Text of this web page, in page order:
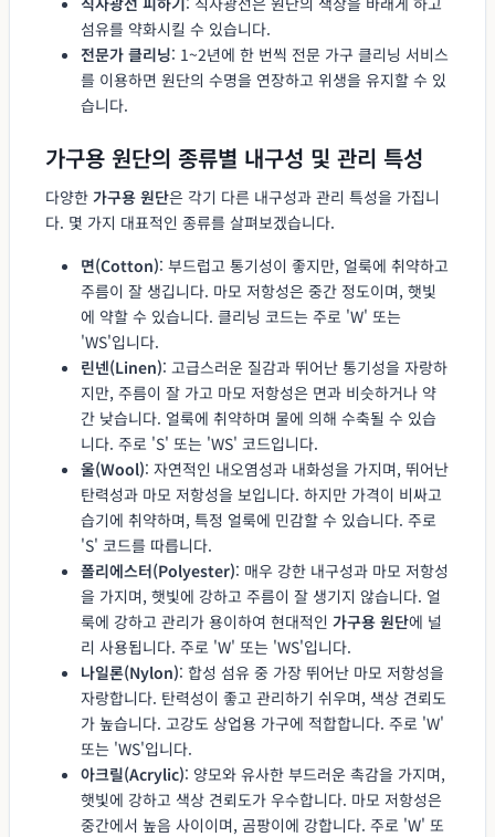
섬유를 약화시킬 수 있습니다.
전문가 클리닝: 1~2년에 한 번씩 전문 가구 클리닝 서비스
를 이용하면 원단의 수명을 연장하고 위생을 유지할 수 있
습니다.
가구용 원단의 종류별 내구성 및 관리 특성
다양한 가구용 원단은 각기 다른 내구성과 관리 특성을 가집니
다. 몇 가지 대표적인 종류를 살펴보겠습니다.
면(Cotton): 부드럽고 통기성이 좋지만, 얼룩에 취약하고
주름이 잘 생깁니다. 마모 저항성은 중간 정도이며, 햇빛
에 약할 수 있습니다. 클리닝 코드는 주로 'W' 또는
'WS'입니다.
린넨(Linen): 고급스러운 질감과 뛰어난 통기성을 자랑하
지만, 주름이 잘 가고 마모 저항성은 면과 비슷하거나 약
간 낮습니다. 얼룩에 취약하며 물에 의해 수축될 수 있습
니다. 주로 'S' 또는 'WS' 코드입니다.
울(Wool): 자연적인 내오염성과 내화성을 가지며, 뛰어난
탄력성과 마모 저항성을 보입니다. 하지만 가격이 비싸고
습기에 취약하며, 특정 얼룩에 민감할 수 있습니다. 주로
'S' 코드를 따릅니다.
폴리에스터(Polyester): 매우 강한 내구성과 마모 저항성
을 가지며, 햇빛에 강하고 주름이 잘 생기지 않습니다. 얼
룩에 강하고 관리가 용이하여 현대적인 가구용 원단에 널
리 사용됩니다. 주로 'W' 또는 'WS'입니다.
나일론(Nylon): 합성 섬유 중 가장 뛰어난 마모 저항성을
자랑합니다. 탄력성이 좋고 관리하기 쉬우며, 색상 견뢰도
가 높습니다. 고강도 상업용 가구에 적합합니다. 주로 'W'
또는 'WS'입니다.
아크릴(Acrylic): 양모와 유사한 부드러운 촉감을 가지며,
햇빛에 강하고 색상 견뢰도가 우수합니다. 마모 저항성은
중간에서 높음 사이이며, 곰팡이에 강합니다. 주로 'W' 또